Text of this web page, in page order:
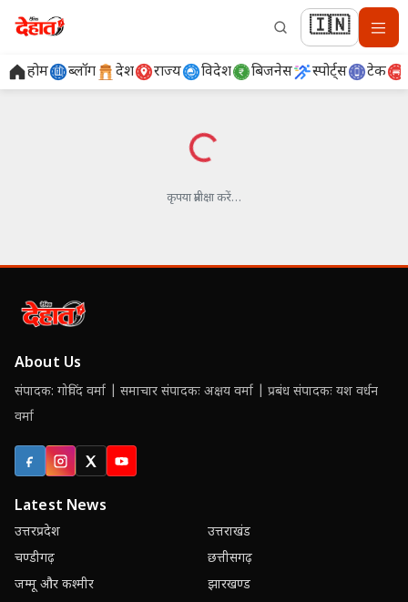
🇮🇳
होम ब्लॉग देश राज्य विदेश बिजनेस स्पोर्ट्स टेक
लोड हो रहा है…
कृपया प्रतीक्षा करें…
About Us
संपादक: गोविंद वर्मा | समाचार संपादकः अक्षय वर्मा | प्रबंध संपादकः यश वर्धन
वर्मा
FacebookInstagram
X (Twitter)
YouTube
Latest News
उत्तरप्रदेश
उत्तराखंड
चण्डीगढ़
छत्तीसगढ़
जम्मू और कश्मीर
झारखण्ड